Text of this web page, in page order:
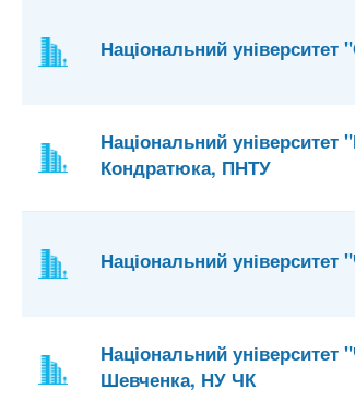
Національний університет
Національний університет
Кондратюка, ПНТУ
Національний університет
Національний університет
Шевченка, НУ ЧК